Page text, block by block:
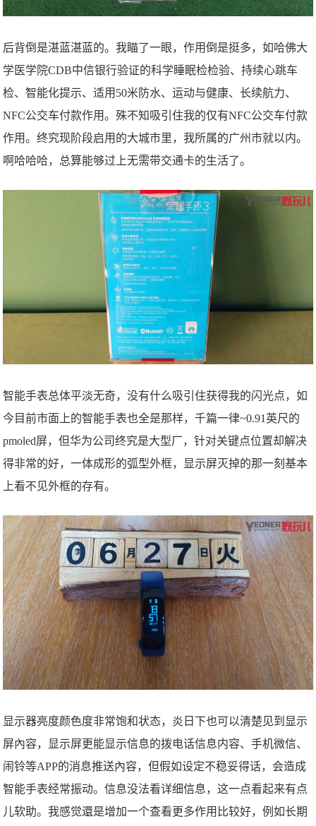
后背倒是湛蓝湛蓝的。我瞄了一眼，作用倒是挺多，如哈佛大
学医学院CDB中信银行验证的科学睡眠检检验、持续心跳车
检、智能化提示、适用50米防水、运动与健康、长续航力、
NFC公交车付款作用。殊不知吸引住我的仅有NFC公交车付款
作用。终究现阶段启用的大城市里，我所属的广州市就以内。
啊哈哈哈，总算能够过上无需带交通卡的生活了。
智能手表总体平淡无奇，没有什么吸引住获得我的闪光点，如
今目前市面上的智能手表也全是那样，千篇一律~0.91英尺的
pmoled屏，但华为公司终究是大型厂，针对关键点位置却解决
得非常的好，一体成形的弧型外框，显示屏灭掉的那一刻基本
上看不见外框的存有。
显示器亮度颜色度非常饱和状态，炎日下也可以清楚见到显示
屏內容，显示屏更能显示信息的拨电话信息内容、手机微信、
闹铃等APP的消息推送內容，但假如设定不稳妥得话，会造成
智能手表经常振动。信息没法看详细信息，这一点看起来有点
儿软助。我感觉還是增加一个查看更多作用比较好，例如长期